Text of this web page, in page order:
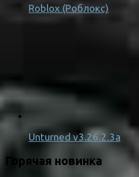
Roblox (Роблокс)
Unturned v3.26.2.3a
Горячая новинка